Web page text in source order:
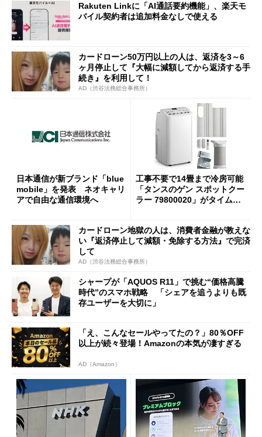
Rakuten Linkに「AI通話要約機能」、楽天モ
バイル契約者は追加料金なしで使える
カードローン50万円以上の人は、返済を3～6
ヶ月停止して『大幅に減額してから返済する手
続き』を利用して！
AD（渋谷法務総合事務所）
日本通信が新ブランド「blue
mobile」を発表 ネオキャリ
アで自由な通信環境へ
工事不要で14畳まで冷房可能
「タンスのゲン スポットクー
ラー 79800020」がタイムセ
カードローン地獄の人は、消費者金融が教えな
い『返済停止して減額・免除する方法』で完済
して
AD（渋谷法務総合事務所）
シャープが「AQUOS R11」で挑む“価格高騰
時代”のスマホ戦略 「シェアを追うよりも既
存ユーザーを大切に」
「え、こんなセールやってたの？」80％OFF
以上が続々登場！Amazonの本気が凄すぎる
AD（Amazon）